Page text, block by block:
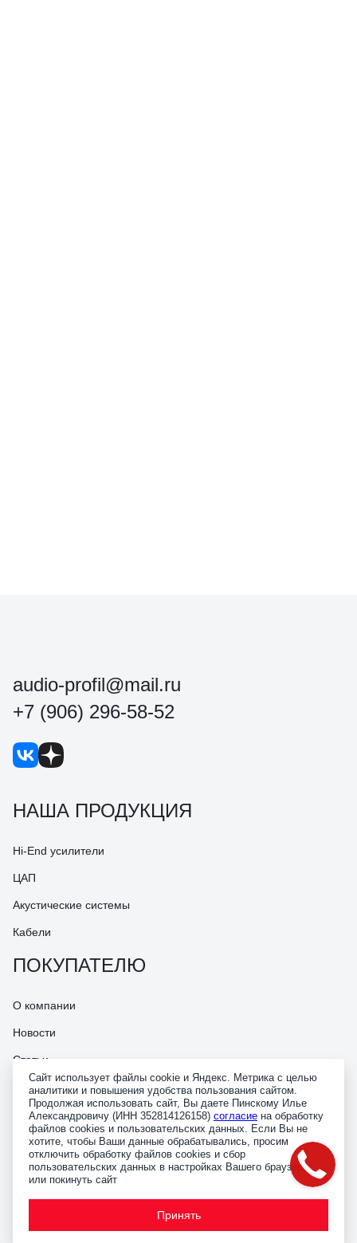
audio-profil@mail.ru
+7 (906) 296-58-52
НАША ПРОДУКЦИЯ
Hi-End усилители
ЦАП
Акустические системы
Кабели
ПОКУПАТЕЛЮ
О компании
Новости
Статьи
Наши контакты
Доставка и оплата
Гарантия и сервис
Политика конфиденциальности
Сайт использует файлы cookie и Яндекс. Метрика с целью
аналитики и повышения удобства пользования сайтом.
Продолжая использовать сайт, Вы даете Пинскому Илье
Александровичу (ИНН 352814126158) согласие на обработку
файлов cookies и пользовательских данных. Если Вы не
хотите, чтобы Ваши данные обрабатывались, просим
отключить обработку файлов cookies и сбор
пользовательских данных в настройках Вашего браузера
или покинуть сайт
Принять